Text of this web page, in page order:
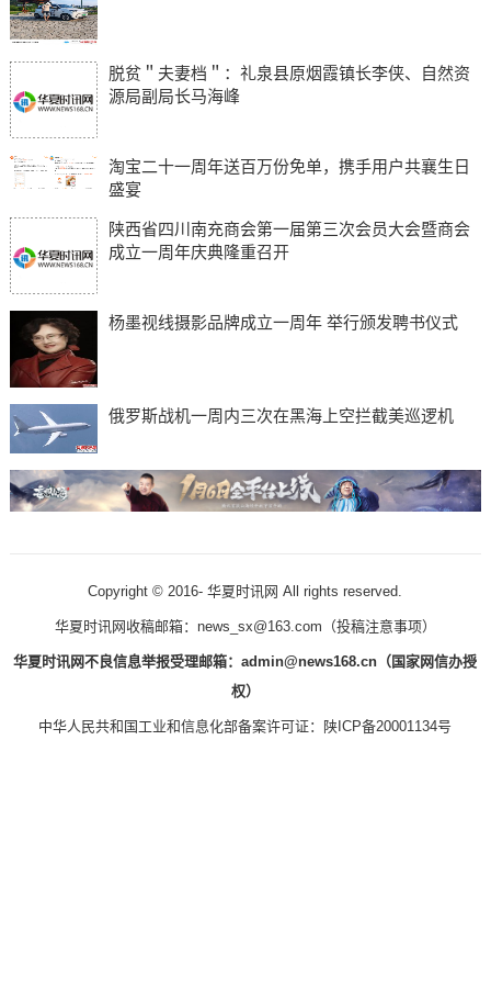
脱贫＂夫妻档＂：礼泉县原烟霞镇长李侠、自然资
源局副局长马海峰
淘宝二十一周年送百万份免单，携手用户共襄生日
盛宴
陕西省四川南充商会第一届第三次会员大会暨商会
成立一周年庆典隆重召开
杨墨视线摄影品牌成立一周年 举行颁发聘书仪式
俄罗斯战机一周内三次在黑海上空拦截美巡逻机
Copyright © 2016- 华夏时讯网 All rights reserved.
华夏时讯网收稿邮箱：news_sx@163.com（投稿注意事项）
华夏时讯网不良信息举报受理邮箱：admin@news168.cn（国家网信办授
权）
中华人民共和国工业和信息化部备案许可证： 陕ICP备20001134号